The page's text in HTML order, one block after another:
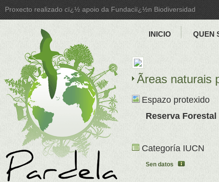
Proxecto realizado cï¿½ apoio da Fundaciï¿½n Biodiversidad
INICIO QUEN
Ãreas
Espazo protexido
Reserva
Categoría IUCN
Sen datos